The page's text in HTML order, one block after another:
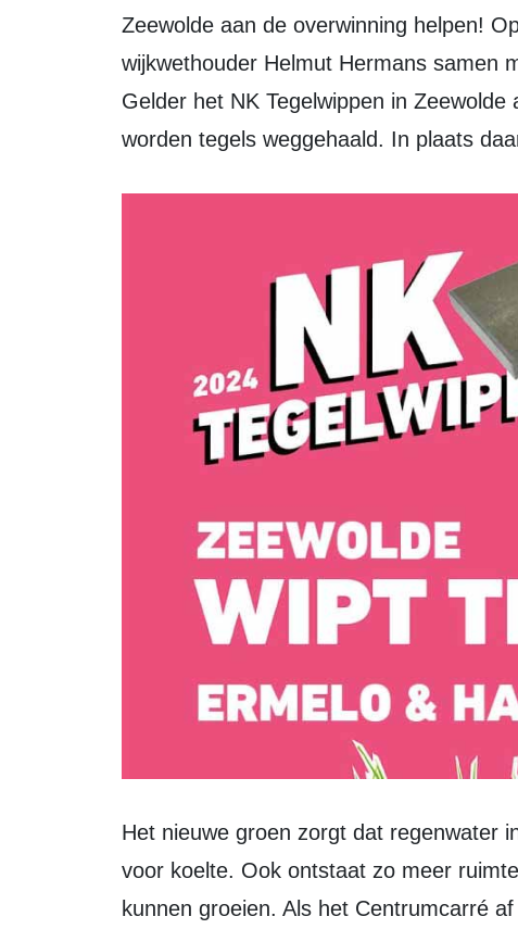
Zeewolde aan de overwinning helpen!
wijkwethouder Helmut Hermans samen
Gelder het NK Tegelwippen in
worden tegels weggehaald. In plaats
Het nieuwe groen zorgt dat regenwater in de bodem kan zakken en zorgt ook
voor koelte. Ook ontstaat zo meer
kunnen groeien. Als het Centrumcarré